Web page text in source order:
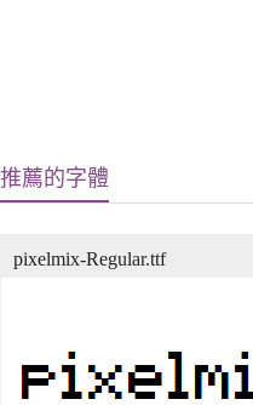
推薦的字體
pixelmix-Regular.ttf